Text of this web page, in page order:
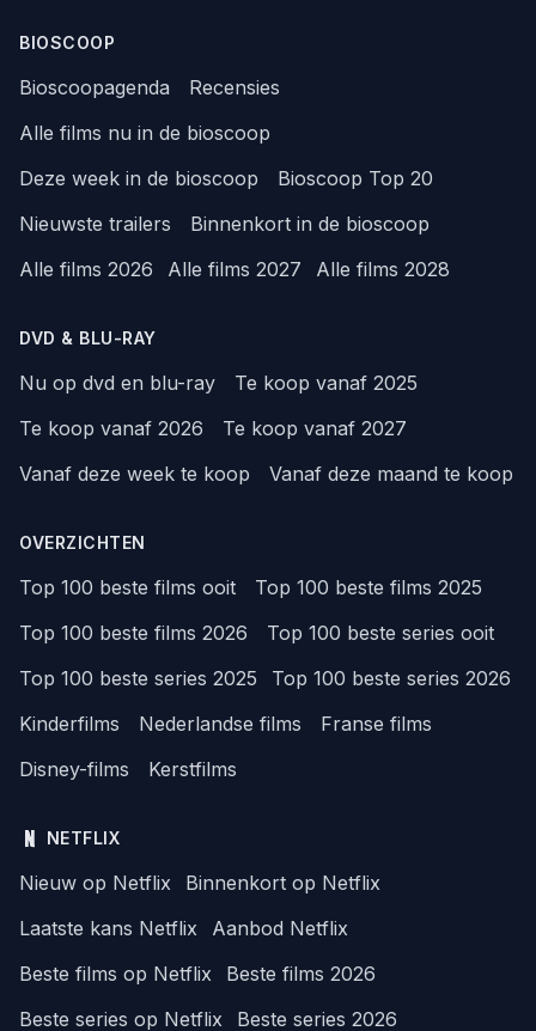
BIOSCOOP
Bioscoopagenda
Recensies
Alle films nu in de bioscoop
Deze week in de bioscoop
Bioscoop Top 20
Nieuwste trailers
Binnenkort in de bioscoop
Alle films 2026
Alle films 2027 Alle films 2028
DVD & BLU-RAY
Nu op dvd en blu-ray
Te koop vanaf 2025
Te koop vanaf 2026
Te koop vanaf 2027
Vanaf deze week te koop
Vanaf deze maand te koop
OVERZICHTEN
Top 100 beste films ooit
Top 100 beste films 2025
Top 100 beste films 2026
Top 100 beste series ooit
Top 100 beste series 2025
Top 100 beste series 2026
Kinderfilms
Nederlandse films
Franse films
Disney-films
Kerstfilms
NETFLIX
Nieuw op Netflix
Binnenkort op Netflix
Laatste kans Netflix
Aanbod Netflix
Beste films op Netflix
Beste films 2026
Beste series op Netflix
Beste series 2026